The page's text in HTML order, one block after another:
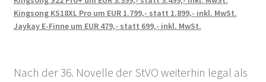
Kingsong KS18XL Pro um EUR 1.799,- statt 1.899,- inkl. MwSt.
Jaykay E-Finne um EUR 479,- statt 699,- inkl. MwSt.
Nach der 36. Novelle der StVO weiterhin legal als